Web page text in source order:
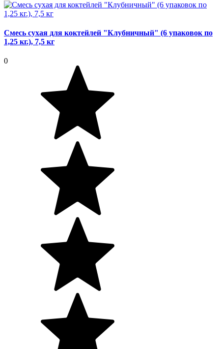
Смесь сухая для коктейлей "Клубничный" (6 упаковок по
1,25 кг.), 7,5 кг
0